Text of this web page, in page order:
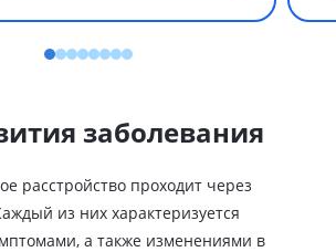
заболевания
расстройство проходит через
из них характеризуется
а также изменениями в